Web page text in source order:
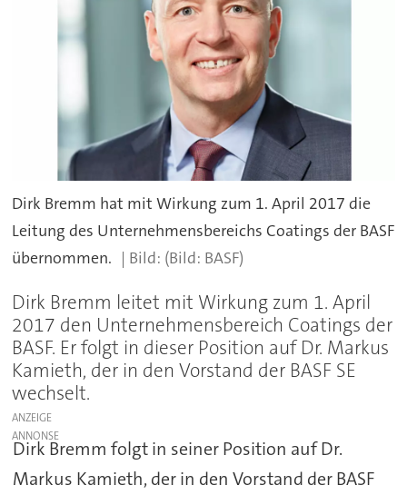
Dirk Bremm hat mit Wirkung zum 1. April 2017 die
Leitung des Unternehmensbereichs Coatings der BASF
übernommen.
(Bild: BASF)
Dirk Bremm leitet mit Wirkung zum 1. April
2017 den Unternehmensbereich Coatings der
BASF. Er folgt in dieser Position auf Dr. Markus
Kamieth, der in den Vorstand der BASF SE
wechselt.
ANZEIGE
Dirk Bremm folgt in seiner Position auf Dr.
Markus Kamieth, der in den Vorstand der BASF